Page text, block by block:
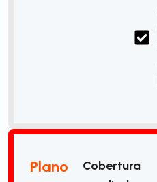
Plano
Cobertura